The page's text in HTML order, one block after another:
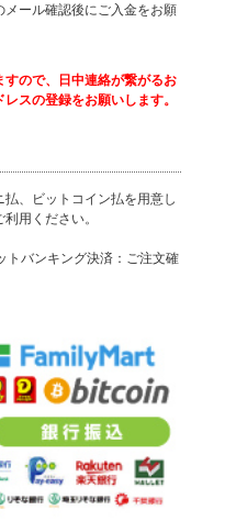
ール確認後にご入金をお願
ので、日中連絡が繋がるお
スの登録をお願いします。
、ビットコイン払を用意し
用ください。
トバンキング決済：ご注文確